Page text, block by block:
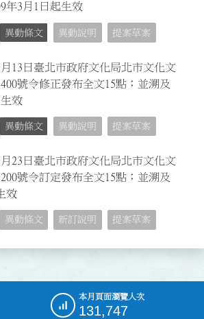
年3月1日起生效
異動條文 異動說明 提案草案
13日臺北市政府文化局北市文化文
號令修正發布全文15點；並溯及
效
異動條文 異動說明 提案草案
23日臺北市政府文化局北市文化文
號令訂定發布全文15點；並溯及
效
異動條文 新訂說明 提案草案
本月頁面瀏覽人次
131,747